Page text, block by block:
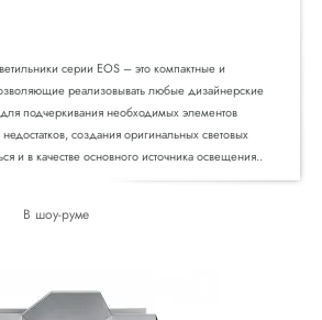
серии EOS – это компактные и
реализовывать любые дизайнерские
подчеркивания необходимых элементов
создания оригинальных световых
и в качестве основного источника освещения..
В шоу-руме